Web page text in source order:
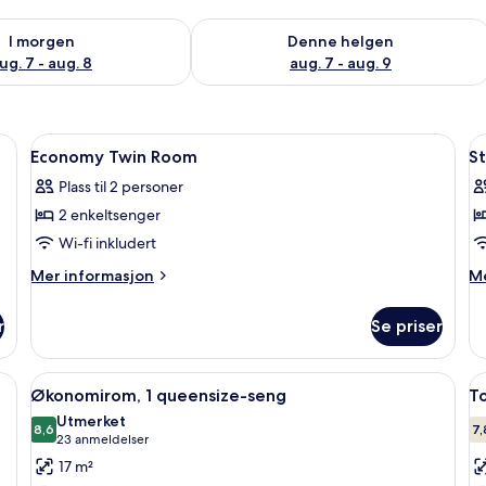
I morgen
7 - aug. 8
for i morgen, aug. 7 - aug. 8
Denne helgen
aug. 7 - aug. 9
Sjekk tilgjengelighet for denne
Åpne
alle
bildene
av
Economy
Twin
Skrivebord, skrivebord for bærbar PC
6
Economy Twin Room
Plass til 2 personer
2 enkeltsenger
Wi-fi inkludert
Mer informasjon
Mer
Twin
Room
Se priser
PC og lydisolert
Åpne
alle
bildene
av
Økonomirom, 1 queensize-seng |
9
Økonomirom, 1 queensize-seng
8,68,6 av 10
Utmerket
23 anmeldelser
(23
anmeldelser)
17 m²